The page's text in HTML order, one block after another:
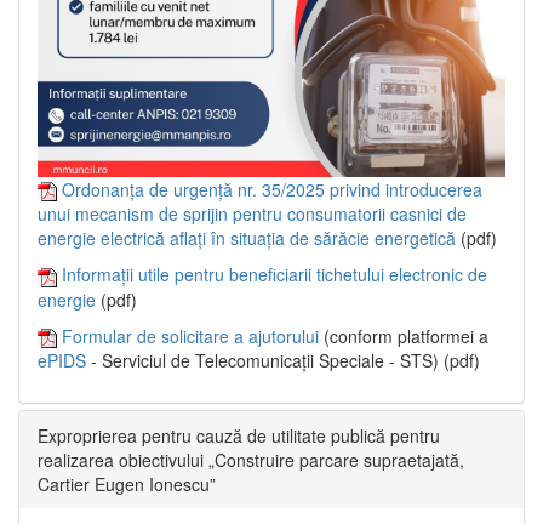
Ordonanța de urgență nr. 35/2025 privind introducerea
unui mecanism de sprijin pentru consumatorii casnici de
energie electrică aflați în situația de sărăcie energetică (pdf)
Informații utile pentru beneficiarii tichetului electronic de
energie (pdf)
Formular de solicitare a ajutorului (conform platformei a
ePIDS - Serviciul de Telecomunicații Speciale - STS) (pdf)
Exproprierea pentru cauză de utilitate publică pentru
realizarea obiectivului „Construire parcare supraetajată,
Cartier Eugen Ionescu”